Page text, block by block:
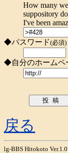
How many
suppository
I've been
◆パスワード(必須)
◆自分のホームペ
戻る
lg-BBS Hitokoto Ver.1.0